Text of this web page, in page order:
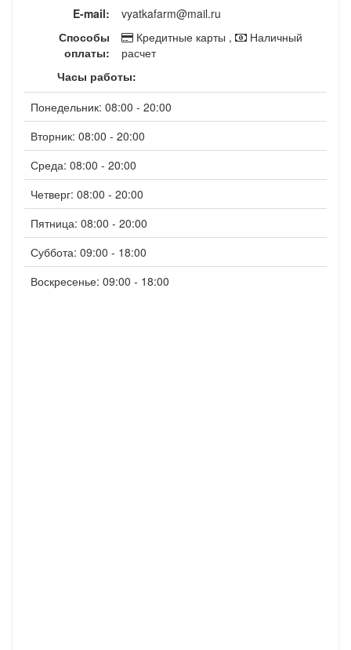
E-mail:
vyatkafarm@mail.ru
Способы
оплаты:
Кредитные карты ,
Наличный
расчет
Часы работы:
Понедельник: 08:00 - 20:00
Вторник: 08:00 - 20:00
Среда: 08:00 - 20:00
Четверг: 08:00 - 20:00
Пятница: 08:00 - 20:00
Суббота: 09:00 - 18:00
Воскресенье: 09:00 - 18:00